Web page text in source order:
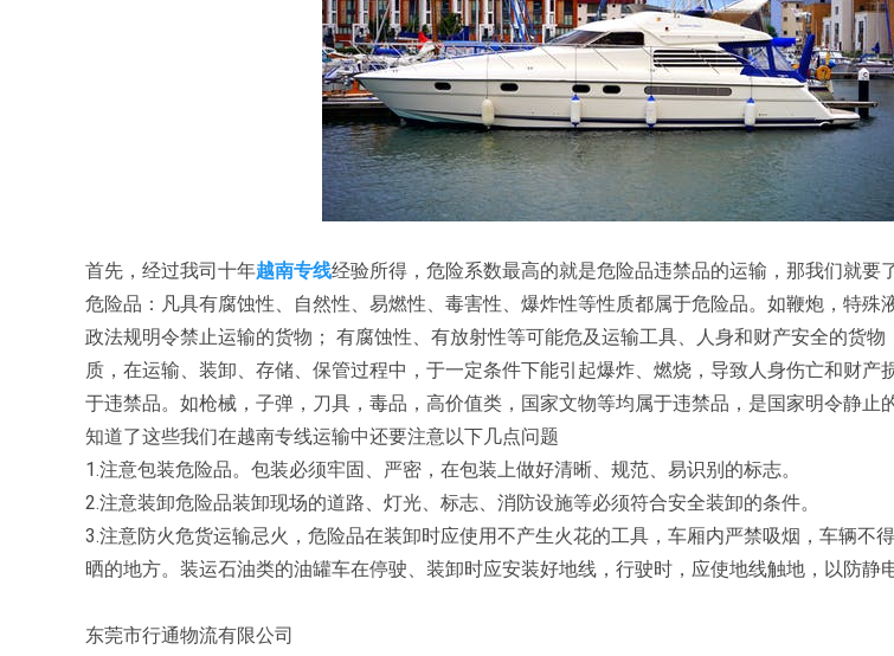
首先，经过我司十年越南专线经验所得，危险系数最高的就是危险品违禁品的运输，那我们就要
危险品：凡具有腐蚀性、自然性、易燃性、毒害性、爆炸性等性质都属于危险品。如鞭炮，特殊
政法规明令禁止运输的货物； 有腐蚀性、有放射性等可能危及运输工具、人身和财产安全的货
质，在运输、装卸、存储、保管过程中，于一定条件下能引起爆炸、燃烧，导致人身伤亡和财产
于违禁品。如枪械，子弹，刀具，毒品，高价值类，国家文物等均属于违禁品，是国家明令静止
知道了这些我们在越南专线运输中还要注意以下几点问题
1.注意包装危险品。包装必须牢固、严密，在包装上做好清晰、规范、易识别的标志。
2.注意装卸危险品装卸现场的道路、灯光、标志、消防设施等必须符合安全装卸的条件。
3.注意防火危货运输忌火，危险品在装卸时应使用不产生火花的工具，车厢内严禁吸烟，车辆不
晒的地方。装运石油类的油罐车在停驶、装卸时应安装好地线，行驶时，应使地线触地，以防静
东莞市行通物流有限公司